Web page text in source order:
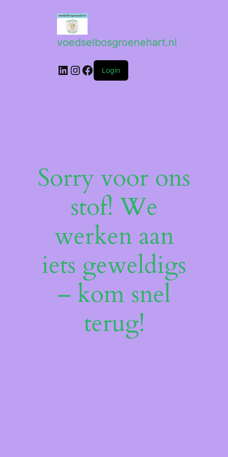
voedselbosgroenehart.nl
LinkedIn
Instagram
Facebook
Login
Sorry voor ons
stof! We
werken aan
iets geweldigs
– kom snel
terug!